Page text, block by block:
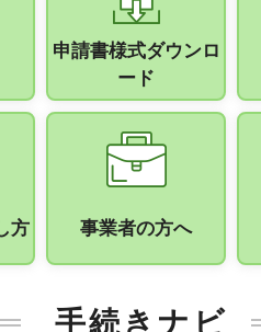
申請書様式ダウンロ
ード
方 事業者の方へ
手続きナビ